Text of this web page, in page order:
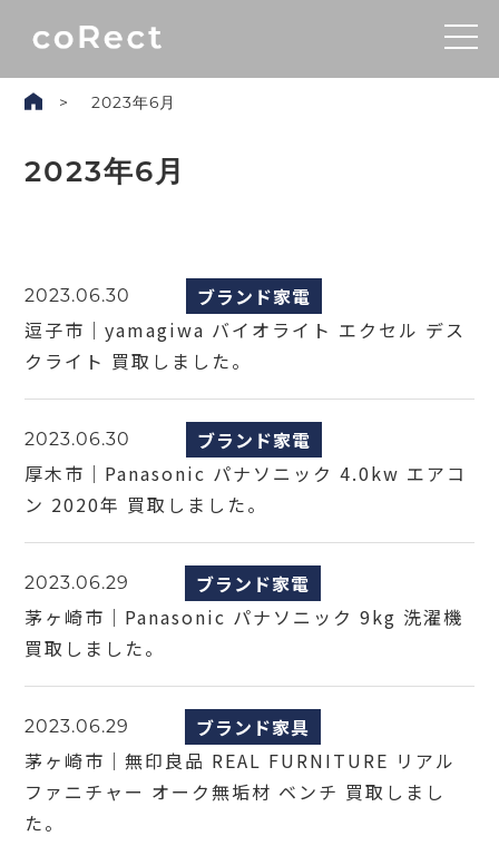
2023年6月
2023年6月
2023.06.30
ブランド家電
逗子市｜yamagiwa バイオライト エクセル デス
クライト 買取しました。
2023.06.30
ブランド家電
厚木市｜Panasonic パナソニック 4.0kw エアコ
ン 2020年 買取しました。
2023.06.29
ブランド家電
茅ヶ崎市｜Panasonic パナソニック 9kg 洗濯機
買取しました。
2023.06.29
ブランド家具
茅ヶ崎市｜無印良品 REAL FURNITURE リアル
ファニチャー オーク無垢材 ベンチ 買取しまし
た。